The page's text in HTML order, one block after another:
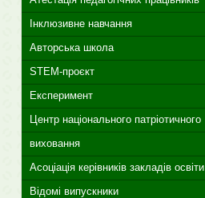
Інклюзивне навчання
Авторська школа
STEM-проєкт
Експеримент
Центр національного патріотичного
виховання
Асоціація керівників закладів освіти
Відомі випускники